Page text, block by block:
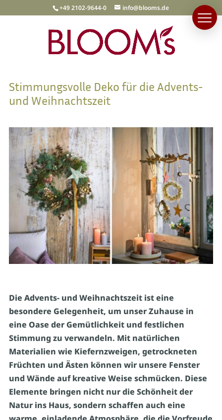
+49 2102-9644-0 info@blooms.de
Stimmungsvolle Deko für die Advents-
und Weihnachtszeit
Die Advents- und Weihnachtszeit ist eine
besondere Gelegenheit, um unser Zuhause in
eine Oase der Gemütlichkeit und festlichen
Stimmung zu verwandeln. Mit natürlichen
Materialien wie Kiefernzweigen, getrockneten
Früchten und Ästen können wir unsere Fenster
und Wände auf kreative Weise schmücken. Diese
Elemente bringen nicht nur die Schönheit der
Natur ins Haus, sondern schaffen auch eine